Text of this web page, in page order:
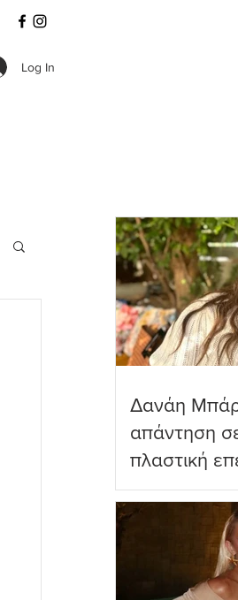
Log In
Δανάη
απάντηση
πλαστική
ωραιότερο